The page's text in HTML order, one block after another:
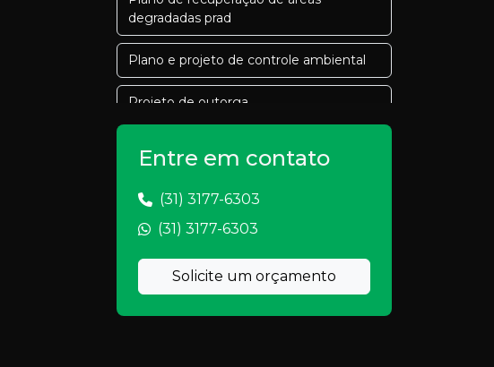
degradadas prad
Plano e projeto de controle ambiental
Projeto de outorga
Projeto de saneamento basico
Projeto de sanemaneto rural
Projeto saneamento rural
Entre em contato
(31) 3177-6303
(31) 3177-6303
Solicite um orçamento